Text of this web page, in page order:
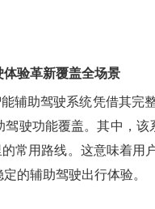
验革新覆盖全场景
助驾驶系统凭借其完
驶功能覆盖。其中，
常用路线。这意味着用
的辅助驾驶出行体验。